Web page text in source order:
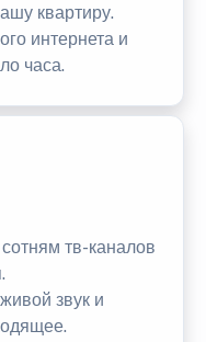
квартиру.
интернета и
часа.
тв-каналов
звук и